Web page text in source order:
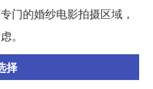
门的婚纱电影拍摄区域，
。
择